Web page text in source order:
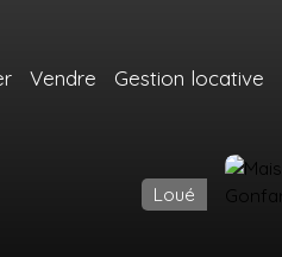
Vendre Gestion locative
Loué